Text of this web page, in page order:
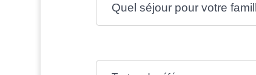
Quel séjour pour votre